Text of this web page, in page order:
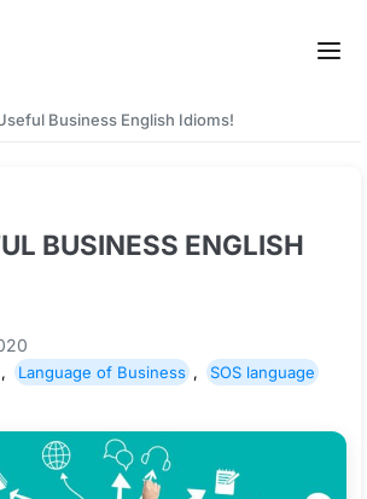
Business English Idioms!
BUSINESS ENGLISH
, Language of Business , SOS language